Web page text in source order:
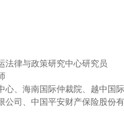
律与政策研究中心研究员
心、海南国际仲裁院、越中国
司、中国平安财产保险股